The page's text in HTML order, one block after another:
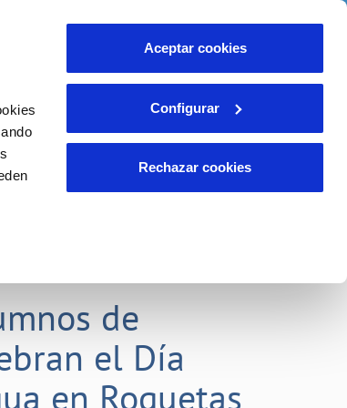
Aceptar cookies
Configurar
Rechazar cookies
INCIDENCIAS
Comunica anomalías o posibles
EMPLEO
de
el Día
en Roquetas